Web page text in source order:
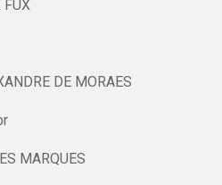
FUX
DE MORAES
MARQUES